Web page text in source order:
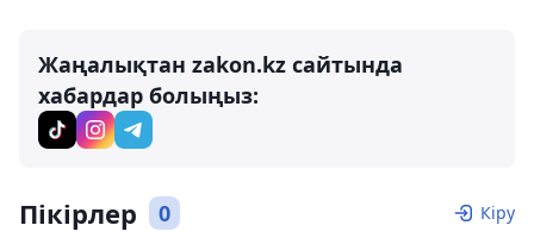
Жаңалықтан zakon.kz сайтында
хабардар болыңыз:
Пікірлер 0 Кіру